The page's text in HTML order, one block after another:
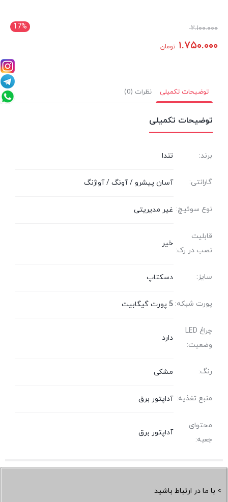
مشکی 17% ۲.۱۰۰.۰۰۰
۱.۷۵۰.۰۰۰ تومان
توضیحات تکمیلی نظرات (0)
توضیحات تکمیلی
برند: تندا
گارانتی: آسان پیشرو / آونگ / آواژنگ
نوع سوئیچ: غیر مدیریتی
قابلیت
نصب در رک:
خیر
سایز: دسکتاپ
پورت شبکه: 5 پورت گیگابیت
چراغ LED
وضعیت:
دارد
رنگ: مشکی
منبع تغذیه: آداپتور برق
محتوای
جعبه:
آداپتور برق
> با ما در ارتباط باشید